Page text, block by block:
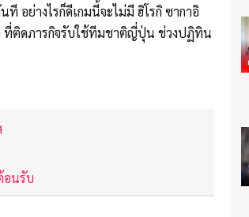
อย่างไรก็ดีเกมนี้จะไม่มี ฮิโรกิ ซากาอิ
ที่ติดภารกิจรับใช้ทีมชาติญี่ปุ่น ช่วงปฏิทิน
อนรับ